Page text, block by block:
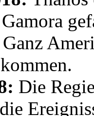
Ganz
Die